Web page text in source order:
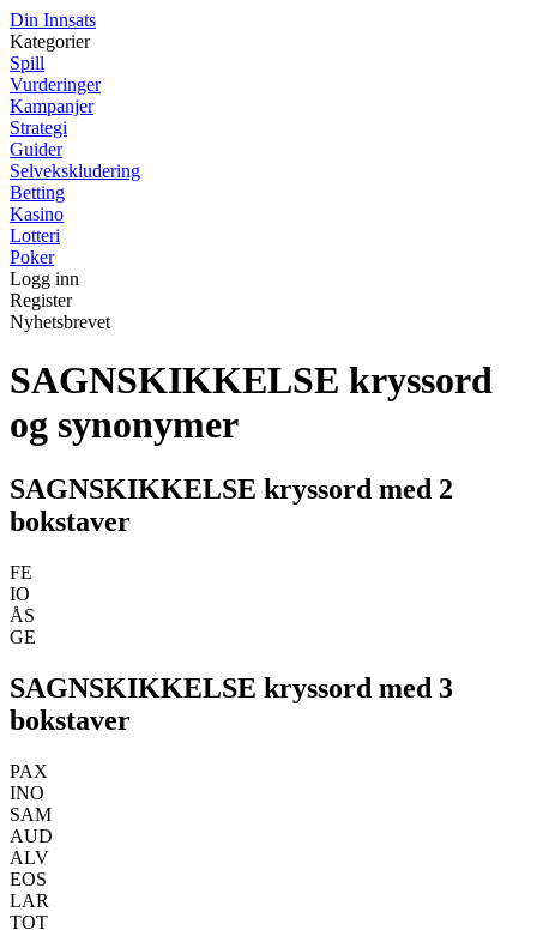
Din Innsats
Kategorier
Spill
Vurderinger
Kampanjer
Strategi
Guider
Selvekskludering
Betting
Kasino
Lotteri
Poker
Logg inn
Register
Nyhetsbrevet
SAGNSKIKKELSE kryssord
og synonymer
SAGNSKIKKELSE kryssord med 2
bokstaver
FE
IO
ÅS
GE
SAGNSKIKKELSE kryssord med 3
bokstaver
PAX
INO
SAM
AUD
ALV
EOS
LAR
TOT